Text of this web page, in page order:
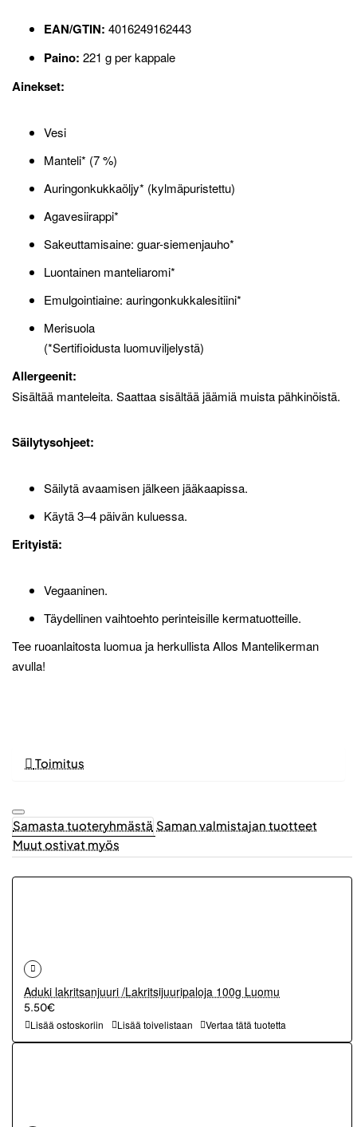
EAN/GTIN: 4016249162443
Paino: 221 g per kappale
Ainekset:
Vesi
Manteli* (7 %)
Auringonkukkaöljy* (kylmäpuristettu)
Agavesiirappi*
Sakeuttamisaine: guar-siemenjauho*
Luontainen manteliaromi*
Emulgointiaine: auringonkukkalesitiini*
Merisuola
(*Sertifioidusta luomuviljelystä)
Allergeenit:
Sisältää manteleita. Saattaa sisältää jäämiä muista pähkinöistä.
Säilytysohjeet:
Säilytä avaamisen jälkeen jääkaapissa.
Käytä 3–4 päivän kuluessa.
Erityistä:
Vegaaninen.
Täydellinen vaihtoehto perinteisille kermatuotteille.
Tee ruoanlaitosta luomua ja herkullista Allos Mantelikerman
avulla!
Toimitus
Samasta tuoteryhmästä Saman valmistajan tuotteet
Muut ostivat myös
Aduki lakritsanjuuri /Lakritsijuuripaloja 100g Luomu
5.50€
Lisää ostoskoriin Lisää toivelistaan Vertaa tätä tuotetta